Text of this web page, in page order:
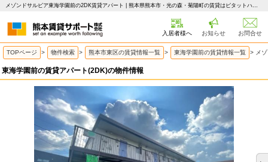
メゾンドサルビア東海学園前の2DK賃貸アパート | 熊本県熊本市・光の森・菊陽町の賃貸はピタットハウス 熊本賃貸サポート
入居者様へ お知らせ お問合せ
TOPページ > 物件検索 > 熊本市東区の賃貸情報一覧 > 東海学園前の賃貸情報一覧 > メ
東海学園前の賃貸アパート(2DK)の物件情報